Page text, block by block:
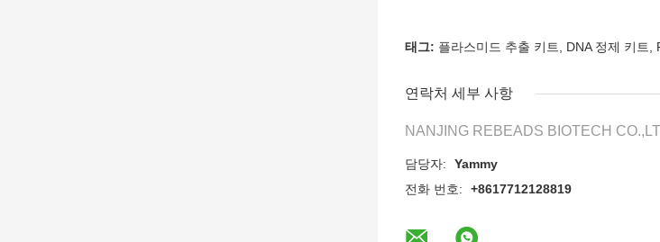
태그: 플라스미드 추출 키트, DNA 정제 키트,
연락처 세부 사항
NANJING REBEADS BIOTECH
담당자:
Yammy
전화 번호:
+8617712128819